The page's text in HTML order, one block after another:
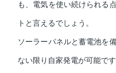
も、電気を使い続けられる
トと言えるでしょう。
ソーラーパネルと蓄電池を
ない限り自家発電が可能です